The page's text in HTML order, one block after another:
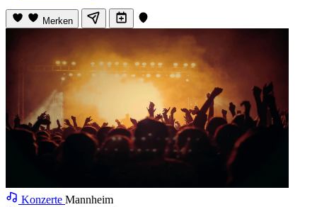
Merken
Konzerte Mannheim